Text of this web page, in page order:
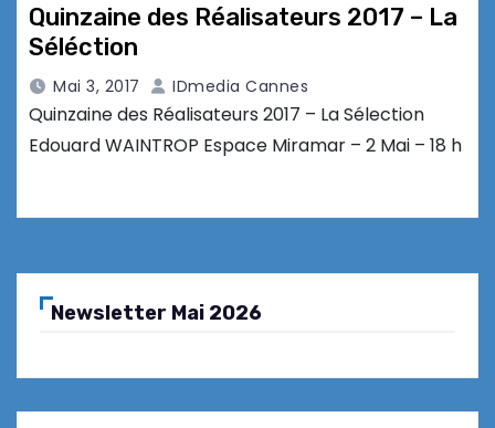
Quinzaine des Réalisateurs 2017 – La
Séléction
Mai 3, 2017 IDmedia Cannes
Quinzaine des Réalisateurs 2017 – La Sélection
Edouard WAINTROP Espace Miramar – 2 Mai – 18 h
Newsletter Mai 2026